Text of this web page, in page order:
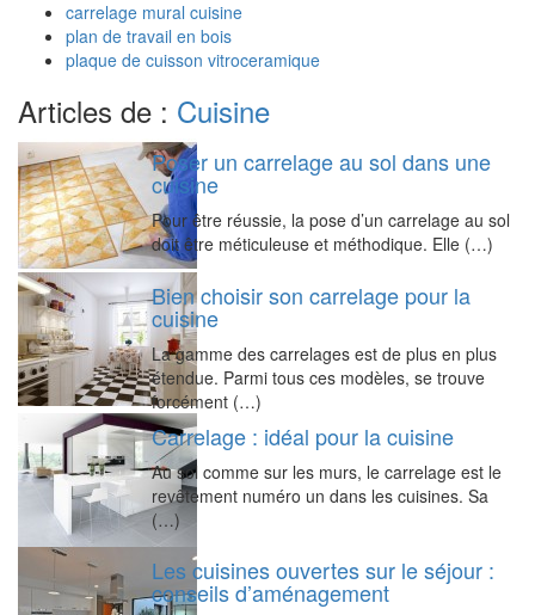
carrelage mural cuisine
plan de travail en bois
plaque de cuisson vitroceramique
Articles de : Cuisine
Poser un carrelage au sol dans une
cuisine
Pour être réussie, la pose d’un carrelage au sol
doit être méticuleuse et méthodique. Elle (…)
Bien choisir son carrelage pour la
cuisine
La gamme des carrelages est de plus en plus
étendue. Parmi tous ces modèles, se trouve
forcément (…)
Carrelage : idéal pour la cuisine
Au sol comme sur les murs, le carrelage est le
revêtement numéro un dans les cuisines. Sa
(…)
Les cuisines ouvertes sur le séjour :
conseils d’aménagement